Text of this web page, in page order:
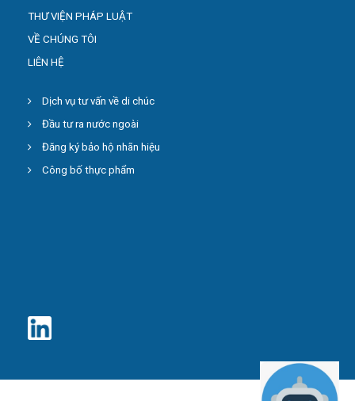
THƯ VIỆN PHÁP LUẬT
VỀ CHÚNG TÔI
LIÊN HỆ
Dịch vụ tư vấn về di chúc
Đầu tư ra nước ngoài
Đăng ký bảo hộ nhãn hiệu
Công bố thực phẩm